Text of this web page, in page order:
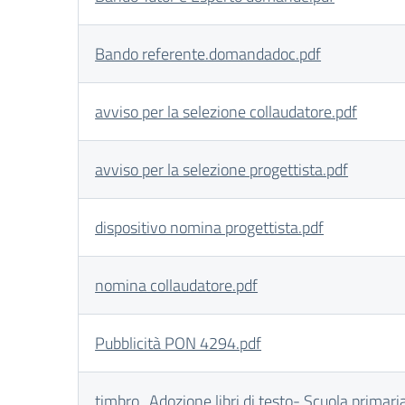
Bando referente.domandadoc.pdf
avviso per la selezione collaudatore.pdf
avviso per la selezione progettista.pdf
dispositivo nomina progettista.pdf
nomina collaudatore.pdf
Pubblicità PON 4294.pdf